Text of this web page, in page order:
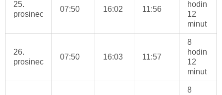
25.
prosinec
07:50 16:02 11:56
hodin
12
minut
26.
prosinec
07:50 16:03 11:57
8
hodin
12
minut
8